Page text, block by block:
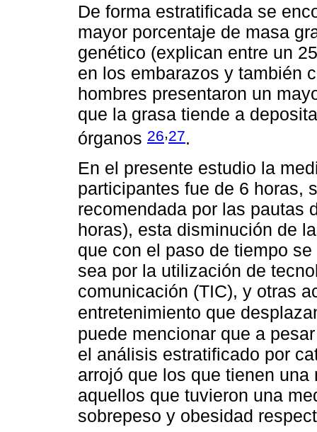
De forma estratificada se
mayor porcentaje de masa
genético (explican entre un
en los embarazos y también
hombres presentaron un
que la grasa tiende a
órganos 26,27.
En el presente estudio la
participantes fue de 6 horas,
recomendada por las pautas
horas), esta disminución de
que con el paso de tiempo
sea por la utilización de
comunicación (TIC), y otras
entretenimiento que
puede mencionar que a
el análisis estratificado por
arrojó que los que tienen
aquellos que tuvieron una
sobrepeso y obesidad